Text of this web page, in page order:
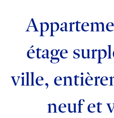
étage
ville,
neuf et